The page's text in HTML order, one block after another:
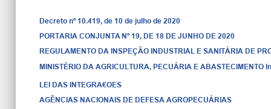
Decreto nº 10.419, de 10 de julho de 2020
PORTARIA CONJUNTA Nº 19, DE 18 DE JUNHO DE 2020
REGULAMENTO DA INSPEÇÃO INDUSTRIAL E SANITÁRIA DE
MINISTÉRIO DA AGRICULTURA, PECUÁRIA E
LEI DAS INTEGRA€OES
AGÊNCIAS NACIONAIS DE DEFESA AGROPECUÁRIAS